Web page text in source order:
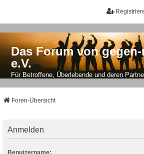
Das Forum von
e.V.
Für Betroffene, Überlebende und deren
Foren-Übersicht
Anmelden
Benutzername: